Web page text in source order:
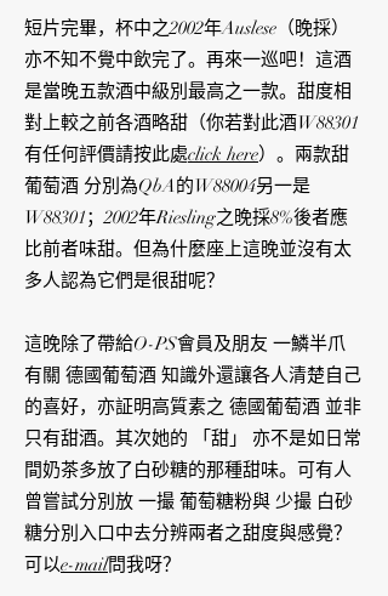
短片完畢，杯中之2002年Auslese（晚採）
亦不知不覺中飲完了。再來一巡吧！這酒
是當晚五款酒中級別最高之一款。甜度相
對上較之前各酒略甜（你若對此酒W88301
有任何評價請按此處click here）。兩款甜
葡萄酒 分別為QbA的W88004另一是
W88301；2002年Riesling之晚採8%後者應
比前者味甜。但為什麼座上這晚並沒有太
多人認為它們是很甜呢？
這晚除了帶給O-PS會員及朋友 一鱗半爪
有關 德國葡萄酒 知識外還讓各人清楚自己
的喜好，亦証明高質素之 德國葡萄酒 並非
只有甜酒。其次她的 「甜」 亦不是如日常
間奶茶多放了白砂糖的那種甜味。可有人
曾嘗試分別放 一撮 葡萄糖粉與 少撮 白砂
糖分別入口中去分辨兩者之甜度與感覺？
可以e-mail問我呀？